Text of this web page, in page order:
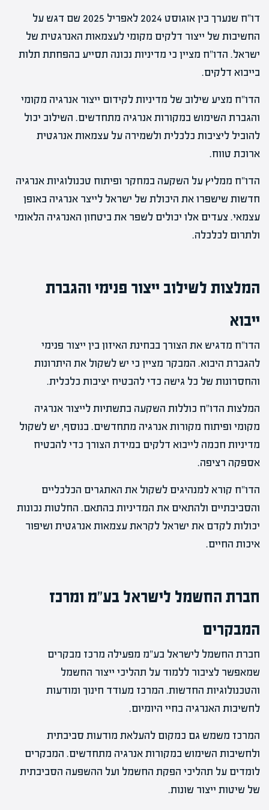
דו"ח שנערך בין אוגוסט 2024 לאפריל 2025 שם דגש על
החשיבות של ייצור דלקים מקומי לעצמאות האנרגטית של
ישראל. הדו"ח מציין כי מדיניות נכונה תסייע בהפחתת תלות
בייבוא דלקים.
הדו"ח מציע שילוב של מדיניות לקידום ייצור אנרגיה מקומי
והגברת השימוש במקורות אנרגיה מתחדשים. השילוב יכול
להוביל ליציבות כלכלית ולשמירה על עצמאות אנרגטית
ארוכת טווח.
הדו"ח ממליץ על השקעה במחקר ופיתוח טכנולוגיות אנרגיה
חדשות שישפרו את היכולת של ישראל לייצר אנרגיה באופן
עצמאי. צעדים אלו יכולים לשפר את ביטחון האנרגיה הלאומי
ולתרום לכלכלה.
המלצות לשילוב ייצור פנימי והגברת
ייבוא
הדו"ח מדגיש את הצורך בבחינת האיזון בין ייצור פנימי
להגברת היבוא. המבקר מציין כי יש לשקול את היתרונות
והחסרונות של כל גישה כדי להבטיח יציבות כלכלית.
המלצות הדו"ח כוללות השקעה בתשתיות לייצור אנרגיה
מקומי ופיתוח מקורות אנרגיה מתחדשים. בנוסף, יש לשקול
מדיניות חכמה לייבוא דלקים במידת הצורך כדי להבטיח
אספקה רציפה.
הדו"ח קורא למנהיגים לשקול את האתגרים הכלכליים
והסביבתיים ולהתאים את המדיניות בהתאם. החלטות נכונות
יכולות לקדם את ישראל לקראת עצמאות אנרגטית ושיפור
איכות החיים.
חברת החשמל לישראל בע"מ ומרכז
המבקרים
חברת החשמל לישראל בע"מ מפעילה מרכז מבקרים
שמאפשר לציבור ללמוד על תהליכי ייצור החשמל
והטכנולוגיות החדשות. המרכז מעודד חינוך ומודעות
לחשיבות האנרגיה בחיי היומיום.
המרכז משמש גם כמקום להעלאת מודעות סביבתית
ולחשיבות השימוש במקורות אנרגיה מתחדשים. המבקרים
לומדים על תהליכי הפקת החשמל ועל ההשפעה הסביבתית
של שיטות ייצור שונות.